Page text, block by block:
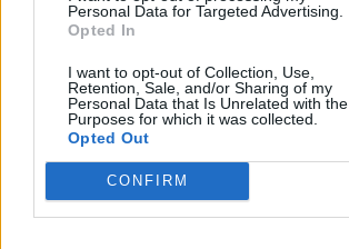
Personal Data for Targeted Advertising.
Opted In
I want to opt-out of Collection, Use,
Retention, Sale, and/or Sharing of my
Personal Data that Is Unrelated with the
Purposes for which it was collected.
Opted Out
CONFIRM
Juanes
Chayanne